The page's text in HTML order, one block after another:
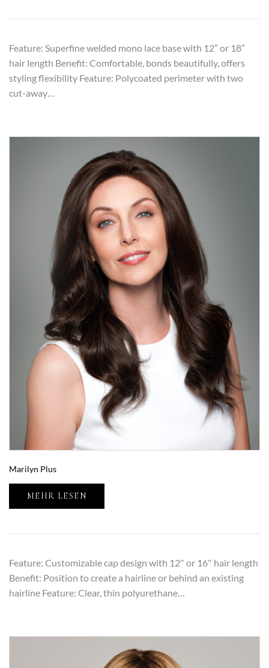
Feature: Superfine welded mono lace base with 12” or 18”
hair length Benefit: Comfortable, bonds beautifully, offers
styling flexibility Feature: Polycoated perimeter with two
cut-away…
Marilyn Plus
MEHR LESEN
Feature: Customizable cap design with 12″ or 16″ hair length
Benefit: Position to create a hairline or behind an existing
hairline Feature: Clear, thin polyurethane…